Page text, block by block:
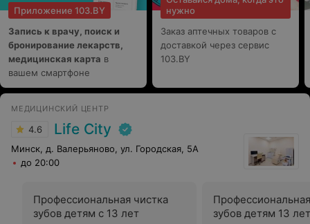
Приложение 103.BY
Запись к врачу, поиск и
бронирование лекарств,
медицинская карта в
вашем смартфоне
нужно
Заказ аптечных товаров с
доставкой через сервис
103.BY
МЕДИЦИНСКИЙ ЦЕНТР
4.6 Life City
Минск, д. Валерьяново, ул. Городская, 5А
до 20:00
Профессиональная чистка
зубов детям с 13 лет
зубов детям 13 лет